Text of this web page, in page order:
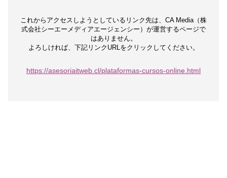
これからアクセスしようとしているリンク先は、 CA Media（株
式会社シーエーメディアエージェンシー）が運営するページで
はありません。
よろしければ、下記リンクURLをクリックしてください。
https://asesoriaitweb.cl/plataformas-cursos-online.html